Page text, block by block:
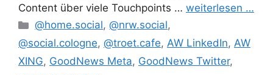
Content über viele Touchpoints … weiterlesen …
Categories
@home.social,@nrw.social,
@social.cologne, @troet.cafe, AW LinkedIn, AW
XING, GoodNews Meta, GoodNews Twitter,